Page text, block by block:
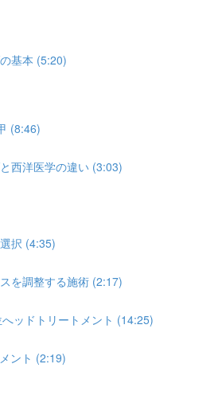
基本 (5:20)
(8:46)
西洋医学の違い (3:03)
択 (4:35)
を調整する施術 (2:17)
ッドトリートメント (14:25)
ント (2:19)